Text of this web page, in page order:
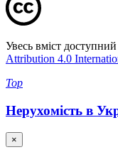
Увесь вміст доступний
Attribution 4.0
Top
Нерухомість в
×